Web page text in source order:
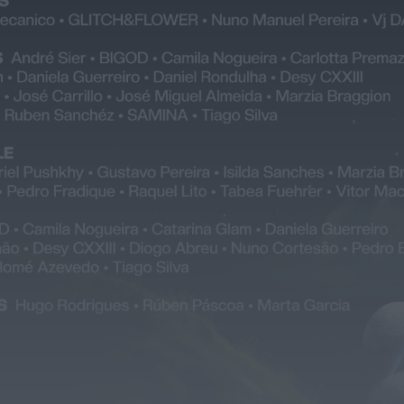
Paróquias de Lamas, Trofa e Segadães
divulgam celebrações religiosas para a
HOJE, 10:31
Notícias de Águeda
Viagem Medieval fecha 30.ª edição com
balanço de “sucesso absoluto” em
Mundial FM